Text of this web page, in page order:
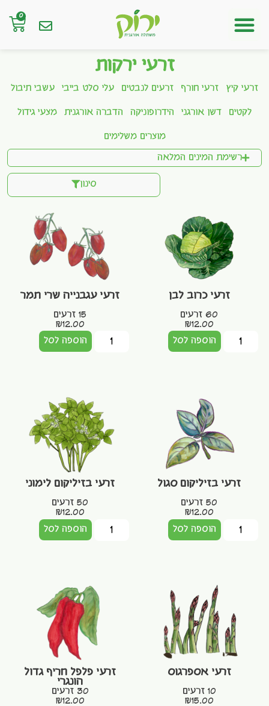
0
זרעי ירקות
זרעי קיץ זרעי חורף זרעים לנבטים עלי סלט בייבי עשבי תיבול
לקטים דשן אורגני הידרופוניקה הדברה אורגנית מצעי גידול
מוצרים משלימים
רשימת המינים המלאה
סינון
זרעי כרוב לבן
60 זרעים
₪12.00
הוספה לסל
זרעי עגבנייה שרי תמר
15 זרעים
₪12.00
הוספה לסל
זרעי בזיליקום סגול
50 זרעים
₪12.00
הוספה לסל
זרעי בזיליקום לימוני
50 זרעים
₪12.00
הוספה לסל
זרעי אספרגוס
10 זרעים
₪15.00
זרעי פלפל חריף גדול
הונגרי
30 זרעים
₪12.00